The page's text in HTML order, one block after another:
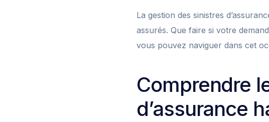
La gestion des sinistres
assurés. Que faire si votre
vous pouvez naviguer dans cet
Comprendre
d’assurance